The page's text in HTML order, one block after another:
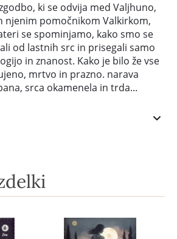
ki se odvija med Valjhuno,
njenim pomočnikom Valkirkom,
se spominjamo, kako smo se
od lastnih src in prisegali samo
in znanost. Kako je bilo že vse
mrtvo in prazno. narava
srca okamenela in trda...